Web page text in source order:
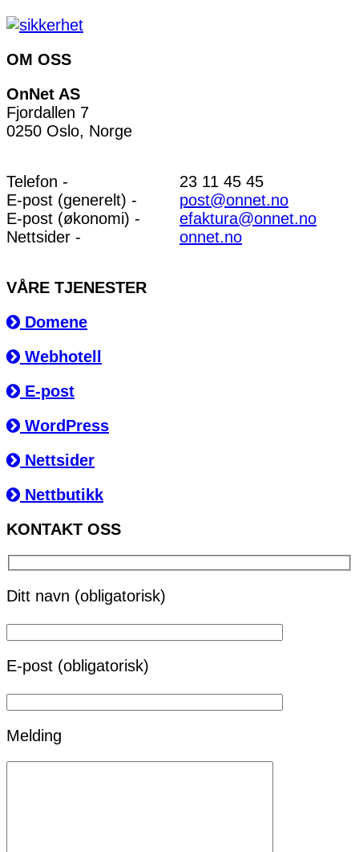
OM OSS
OnNet AS
Fjordallen 7
0250 Oslo, Norge
Telefon -
E-post (generelt) -
E-post (økonomi) -
Nettsider -
23 11 45 45
post@onnet.no
efaktura@onnet.no
onnet.no
VÅRE TJENESTER
Domene
Webhotell
E-post
WordPress
Nettsider
Nettbutikk
KONTAKT OSS
Ditt navn (obligatorisk)
E-post (obligatorisk)
Melding